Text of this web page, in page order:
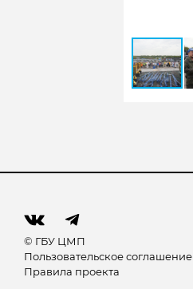
© ГБУ ЦМП
Пользовательское соглашение
Правила проекта